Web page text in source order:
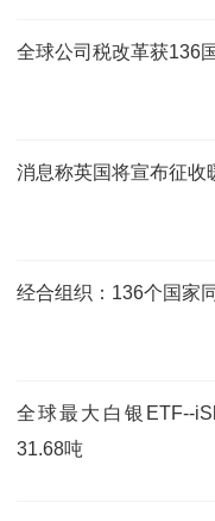
全球公司税改革获136
消息称英国将宣布征收
经合组织：136个国家
全球最大白银ETF--
31.68吨